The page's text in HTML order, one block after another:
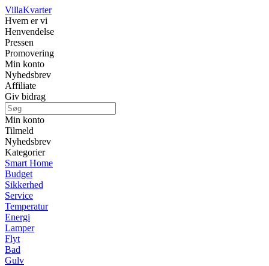
VillaKvarter
Hvem er vi
Henvendelse
Pressen
Promovering
Min konto
Nyhedsbrev
Affiliate
Giv bidrag
Min konto
Tilmeld
Nyhedsbrev
Kategorier
Smart Home
Budget
Sikkerhed
Service
Temperatur
Energi
Lamper
Flyt
Bad
Gulv